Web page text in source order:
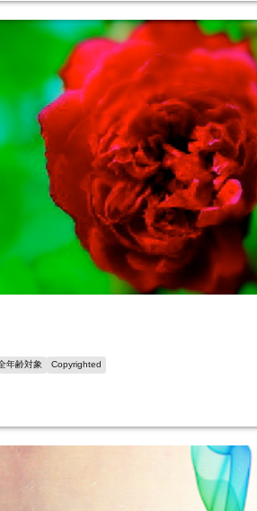
年齢対象 Copyrighted